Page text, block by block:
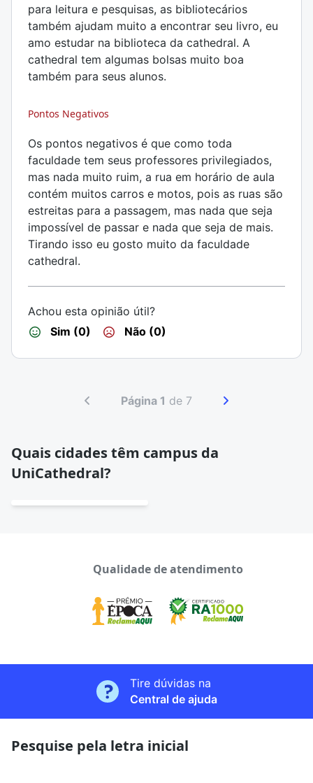
para leitura e pesquisas, as bibliotecários
também ajudam muito a encontrar seu livro, eu
amo estudar na biblioteca da cathedral. A
cathedral tem algumas bolsas muito boa
também para seus alunos.
Pontos Negativos
Os pontos negativos é que como toda
faculdade tem seus professores privilegiados,
mas nada muito ruim, a rua em horário de aula
contém muitos carros e motos, pois as ruas são
estreitas para a passagem, mas nada que seja
impossível de passar e nada que seja de mais.
Tirando isso eu gosto muito da faculdade
cathedral.
Achou esta opinião útil?
Sim (0)
Não (0)
Página 1 de 7
Quais cidades têm campus da
UniCathedral?
Qualidade de atendimento
Tire dúvidas na
Central de ajuda
Pesquise pela letra inicial